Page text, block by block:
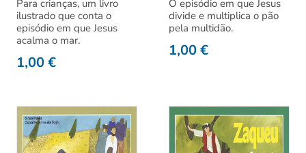
Para crianças, um livro
ilustrado que conta o
episódio em que Jesus
acalma o mar.
1,00€
O episódio em que Jesus
divide e multiplica o pão
pela multidão.
1,00€